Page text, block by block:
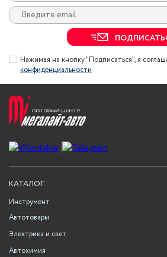
Нажимая на кнопку "Подписаться", я
конфиденциальности
КАТАЛОГ:
Инструмент
Автотовары
Электрика и свет
Автохимия